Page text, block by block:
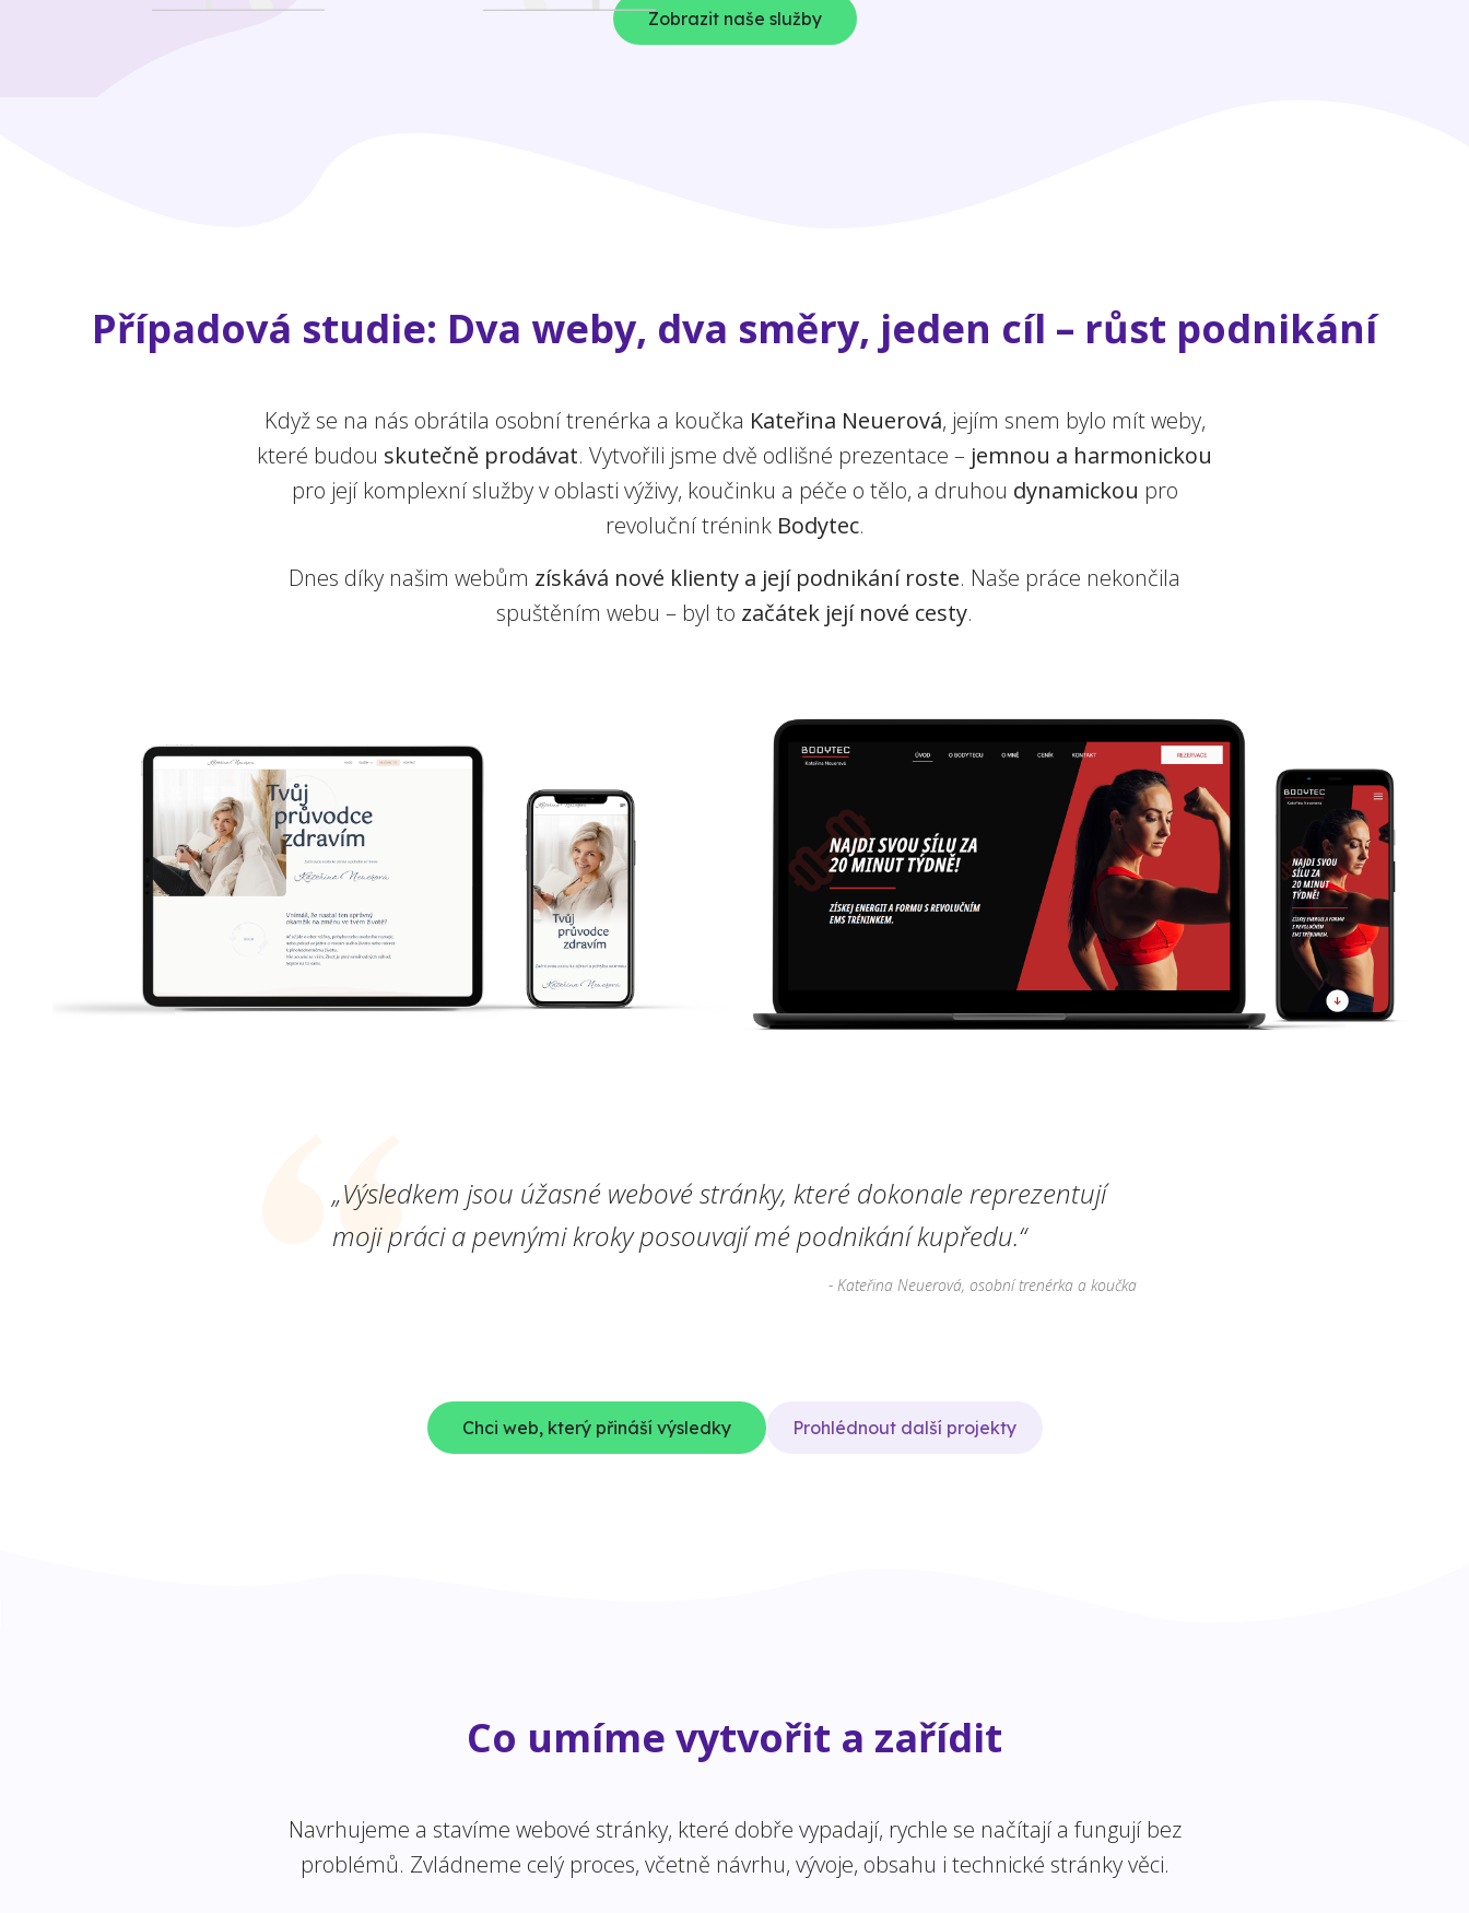
Zobrazit naše služby
Případová studie: Dva weby, dva směry, jeden cíl – růst podnikání
Když se na nás obrátila osobní trenérka a koučka Kateřina Neuerová, jejím snem bylo mít weby,
které budou skutečně prodávat. Vytvořili jsme dvě odlišné prezentace – jemnou a harmonickou
pro její komplexní služby v oblasti výživy, koučinku a péče o tělo, a druhou dynamickou pro
revoluční trénink Bodytec.
Dnes díky našim webům získává nové klienty a její podnikání roste. Naše práce nekončila
spuštěním webu – byl to začátek její nové cesty.
„Výsledkem jsou úžasné webové stránky, které dokonale reprezentují
moji práci a pevnými kroky posouvají mé podnikání kupředu.“
- Kateřina Neuerová, osobní trenérka a koučka
Chci web, který přináší výsledky Prohlédnout další projekty
Co umíme vytvořit a zařídit
Navrhujeme a stavíme webové stránky, které dobře vypadají, rychle se načítají a fungují bez
problémů. Zvládneme celý proces, včetně návrhu, vývoje, obsahu i technické stránky věci.